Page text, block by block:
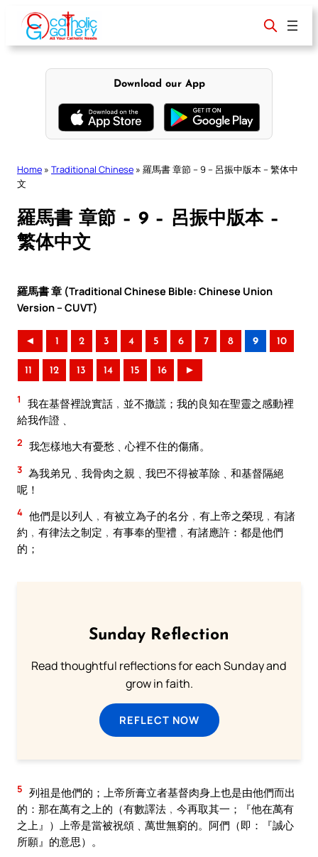
content
Download our App
Home » Traditional Chinese » 羅馬書 章節 – 9 – 呂振中版本 – 繁体中
文
羅馬書 章節 – 9 – 呂振中版本 –
繁体中文
羅馬書 章 (Traditional Chinese Bible: Chinese Union
Version – CUVT)
◄ 1 2 3 4 5 6 7 8 9 10
11 12 13 14 15 16 ►
1
我在基督裡說實話﹐並不撒謊；我的良知在聖靈之感動裡
給我作證﹑
2 我怎樣地大有憂愁﹑心裡不住的傷痛。
3 為我弟兄﹑我骨肉之親﹑我巴不得被革除﹑和基督隔絕
呢！
4 他們是以列人﹐有被立為子的名分﹐有上帝之榮現﹐有諸
約﹐有律法之制定﹐有事奉的聖禮﹐有諸應許：都是他們
的；
Sunday Reflection
Read thoughtful reflections for each Sunday and
grow in faith.
REFLECT NOW
5 列祖是他們的；上帝所膏立者基督肉身上也是由他們而出
的：那在萬有之上的（有數譯法﹐今再取其一；『他在萬有
之上』）上帝是當被祝頌﹑萬世無窮的。阿們（即：『誠心
所願』的意思）。